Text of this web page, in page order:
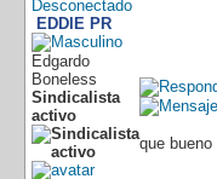
EDDIE PR
Edgardo
Boneless
Sindicalista
activo
que